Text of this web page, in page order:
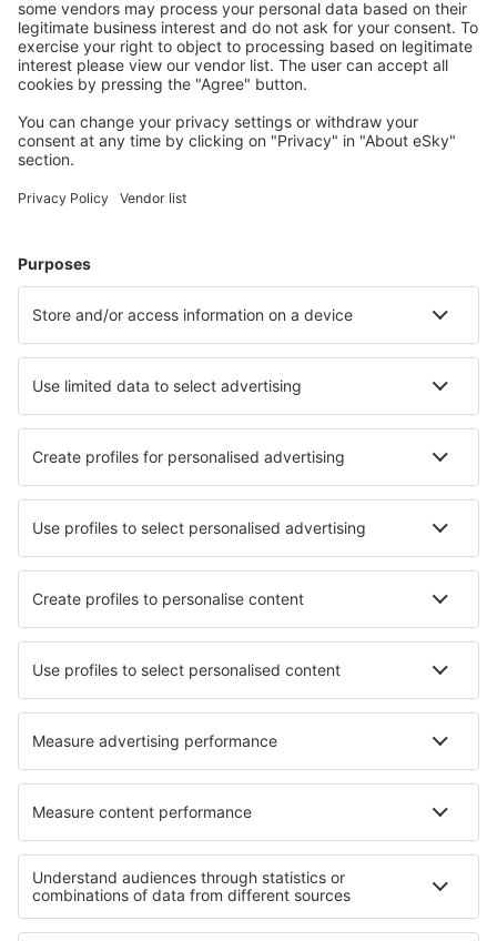
Ubytování dle vašeho gusta
Vyberte si z více než 1.3 milionu zařízení: hotelů,
Nejvyhledávanější hotely uživateli eSky
Hotely v Palermu Hotely ve Florencii Hotely v Římě
Hotely in Civitanova Marche Hotely in Monopoli
Hotely in Manduria Hotely in Trinita' D'Agutu
Nejlepší hotely - města
Hotely in Chiddingfold Hotely in Paal Hotely in Nowe
Hotely in Vargem Grande Do Sul Hotely in Rockport (ON)
Hotely in Reith bei Kitzbuhel Hotely in Bergères-lès-Vertus
Hotely in Nīca
Nejlepší hotely - regiony
Hotely in Lazio Hotely v Cinque Terre
Hotely při jezeře Como Hotely in Italian Alps
Hotely in Liguria Hotely v Egyptě Hotely v Herrera